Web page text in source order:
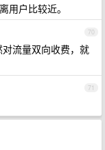
用户比较近。
70
流量双向收费，就
71